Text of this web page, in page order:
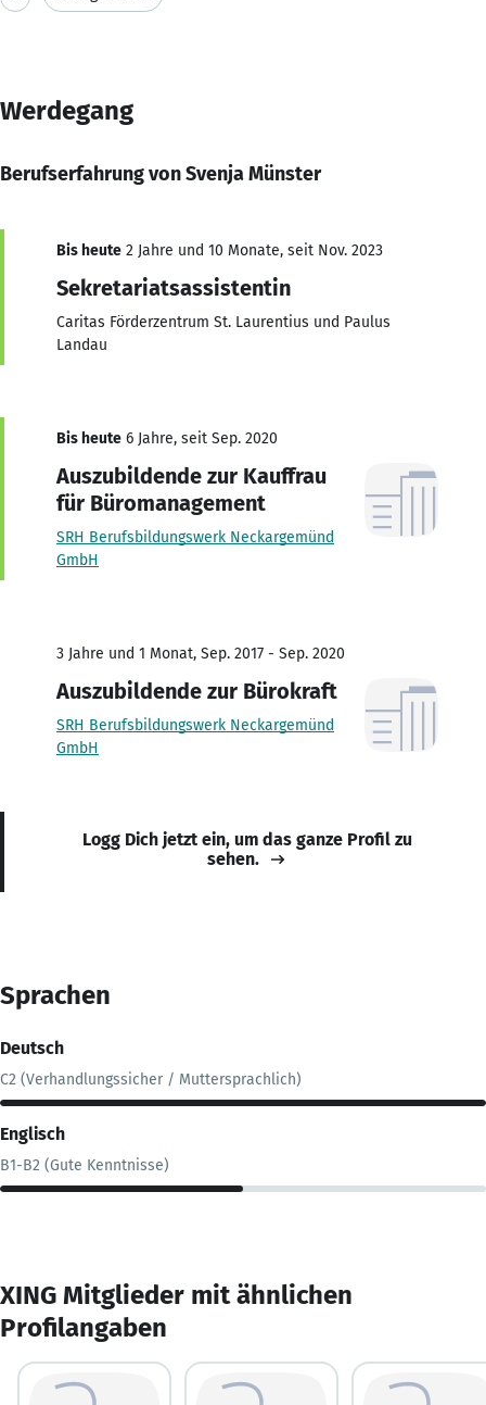
Werdegang
Berufserfahrung von Svenja Münster
Bis heute 2 Jahre und 10 Monate, seit Nov. 2023
Sekretariatsassistentin
Caritas Förderzentrum St. Laurentius und Paulus
Landau
Bis heute 6 Jahre, seit Sep. 2020
Auszubildende zur Kauffrau
für Büromanagement
SRH Berufsbildungswerk Neckargemünd
GmbH
3 Jahre und 1 Monat, Sep. 2017 - Sep. 2020
Auszubildende zur Bürokraft
SRH Berufsbildungswerk Neckargemünd
GmbH
Logg Dich jetzt ein, um das ganze Profil zu
sehen.
Sprachen
Deutsch
C2 (Verhandlungssicher / Muttersprachlich)
Englisch
B1-B2 (Gute Kenntnisse)
XING Mitglieder mit ähnlichen
Profilangaben